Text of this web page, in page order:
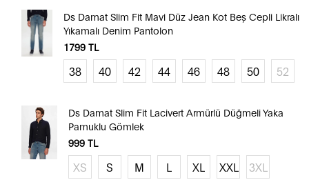
Ds Damat Slim Fit Mavi Düz Jean Kot Beş Cepli Likralı
Yıkamalı Denim Pantolon
1799TL
38 40 42 44 46 48 50 52
Ds Damat Slim Fit Lacivert Armürlü Düğmeli Yaka
Pamuklu Gömlek
999TL
XS S M L XL XXL 3XL